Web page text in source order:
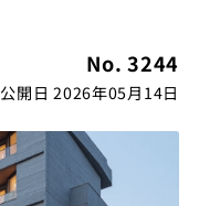
No. 3244
公開日 2026年05月14日